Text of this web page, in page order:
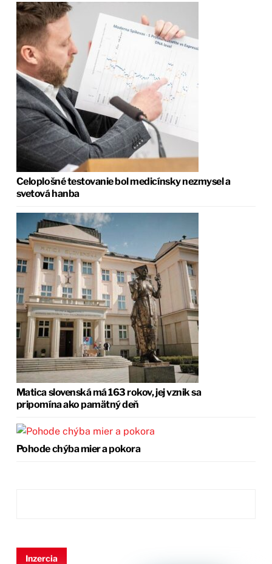
Celoplošné testovanie bol medicínsky nezmysel a
svetová hanba
Matica slovenská má 163 rokov, jej vznik sa
pripomína ako pamätný deň
Pohode chýba mier a pokora
Inzercia